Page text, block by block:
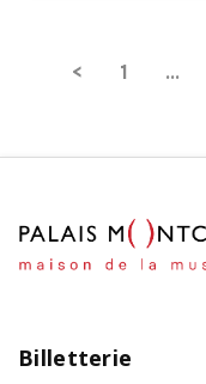
Pagination
1 …
Billetterie